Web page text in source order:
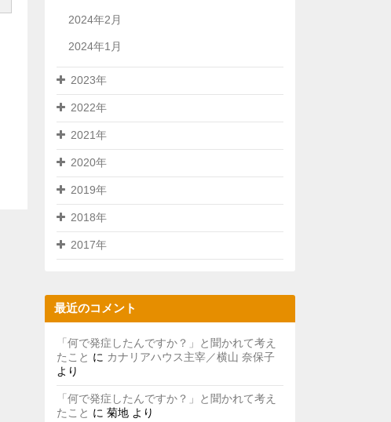
2024年2月
2024年1月
2023年
2022年
2021年
2020年
2019年
2018年
2017年
最近のコメント
「何で発症したんですか？」と聞かれて考え
たこと に カナリアハウス主宰／横山 奈保子
より
「何で発症したんですか？」と聞かれて考え
たこと に 菊地 より